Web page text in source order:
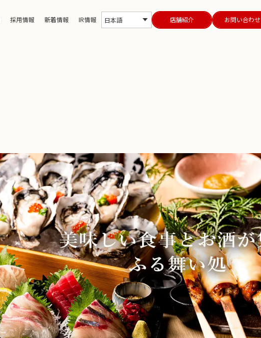
採用情報 新着情報 IR情報 日本語 店舗紹介 お問い合わせ